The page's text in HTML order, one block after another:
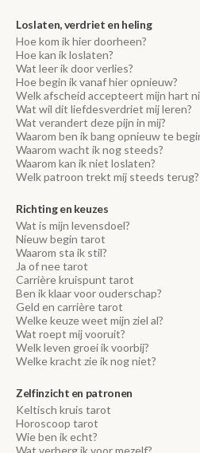
Loslaten, verdriet en heling
Hoe kom ik hier doorheen?
Hoe kan ik loslaten?
Wat leer ik door verlies?
Hoe begin ik vanaf hier opnieuw?
Welk afscheid accepteert mijn hart
Wat wil dit liefdesverdriet mij leren?
Wat verandert deze pijn in mij?
Waarom ben ik bang opnieuw te
Waarom wacht ik nog steeds?
Waarom kan ik niet loslaten?
Welk patroon trekt mij steeds terug?
Richting en keuzes
Wat is mijn levensdoel?
Nieuw begin tarot
Waarom sta ik stil?
Ja of nee tarot
Carrière kruispunt tarot
Ben ik klaar voor ouderschap?
Geld en carrière tarot
Welke keuze weet mijn ziel al?
Wat roept mij vooruit?
Welk leven groei ik voorbij?
Welke kracht zie ik nog niet?
Zelfinzicht en patronen
Keltisch kruis tarot
Horoscoop tarot
Wie ben ik echt?
Wat verberg ik voor mezelf?